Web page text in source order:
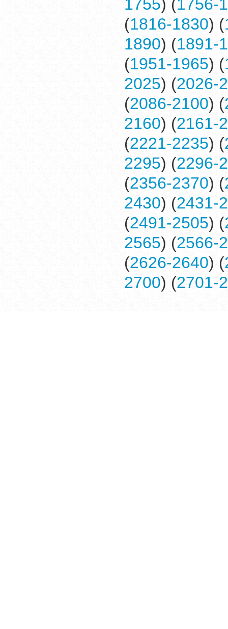
1755) (1756-
(1816-1830) (
1890) (1891-
(1951-1965) (
2025) (2026-
(2086-2100) (
2160) (2161-
(2221-2235) (
2295) (2296-
(2356-2370) (
2430) (2431-
(2491-2505) (
2565) (2566-
(2626-2640) (
2700) (2701-